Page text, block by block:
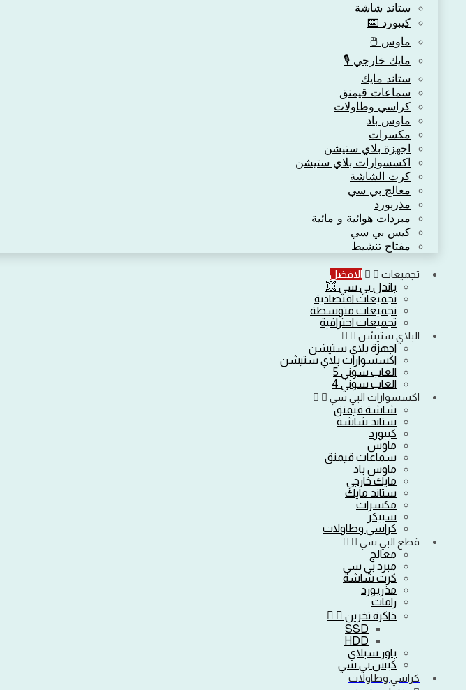
ستاند شاشة
كيبورد ⌨️
ماوس 🖱️
مايك خارجي 🎙️
ستاند مايك
سماعات قيمنق
كراسي وطاولات
ماوس باد
مكسرات
اجهزة بلاي ستيشن
اكسسوارات بلاي ستيشن
كرت الشاشة
معالج بي سي
مذربورد
مبردات هوائية و مائية
كيس بي سي
مفتاح تنشيط
تجميعات
الافضل
باندل بي سي 💥
تجميعات اقتصادية
تجميعات متوسطة
تجميعات احترافية
البلاي ستيشن
اجهزة بلاي ستيشن
اكسسوارات بلاي ستيشن
العاب سوني 5
العاب سوني 4
اكسسوارات البي سي
شاشة قيمنق
ستاند شاشة
كيبورد
ماوس
سماعات قيمنق
ماوس باد
مايك خارجي
ستاند مايك
مكسرات
سبيكر
كراسي وطاولات
قطع البي سي
معالج
مبرد بي سي
كرت شاشة
مذربورد
رامات
ذاكرة تخزين
SSD
HDD
باور سبلاي
كيس بي سي
كراسي وطاولات